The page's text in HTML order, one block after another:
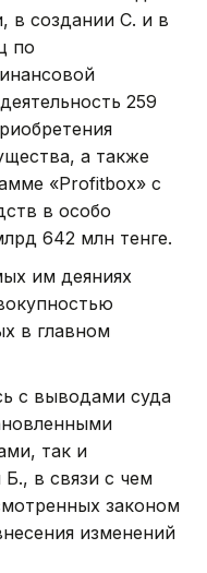
в создании С. и в
по
259
а также
«Profitbox» с
в особо
642 млн тенге.
им деяниях
в главном
с выводами суда
так и
в связи с чем
законом
изменений